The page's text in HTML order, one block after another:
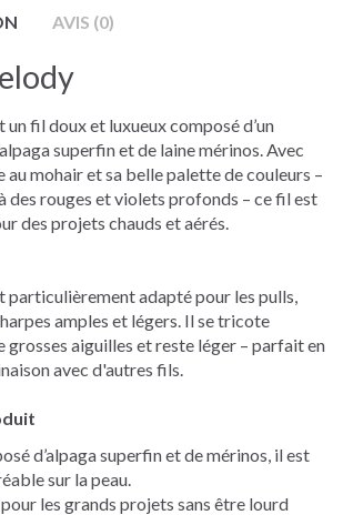
AVIS (0)
fil doux et luxueux composé d’un
superfin et de laine mérinos. Avec
au mohair et sa belle palette de couleurs –
des rouges et violets profonds – ce fil est
des projets chauds et aérés.
particulièrement adapté pour les pulls,
amples et légers. Il se tricote
grosses aiguilles et reste léger – parfait en
avec d'autres fils.
d’alpaga superfin et de mérinos, il est
sur la peau.
les grands projets sans être lourd